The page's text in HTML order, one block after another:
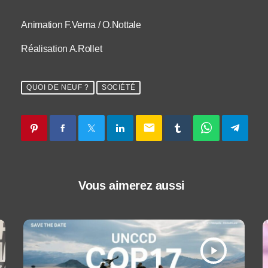
Animation F.Verna / O.Nottale
Réalisation A.Rollet
QUOI DE NEUF ? SOCIÉTÉ
email
Vous aimerez aussi
play_arrow